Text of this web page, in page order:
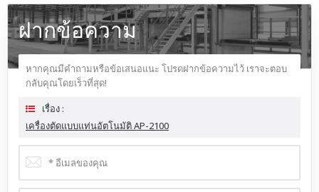
ฝากข้อความ
หากคุณมีคำถามหรือข้อเสนอแนะ โปรดฝากข้อความไว้ เราจะตอบ
กลับคุณโดยเร็วที่สุด!
เรื่อง :
เครื่องตัดแบบแท่นอัตโนมัติ AP-2100